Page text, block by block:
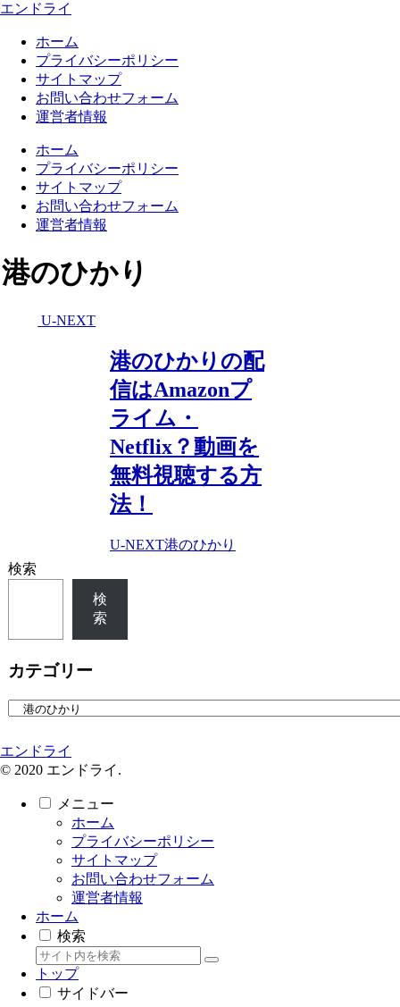
エンドライ
ホーム
プライバシーポリシー
サイトマップ
お問い合わせフォーム
運営者情報
ホーム
プライバシーポリシー
サイトマップ
お問い合わせフォーム
運営者情報
港のひかり
U-NEXT
港のひかりの配
信はAmazonプ
ライム・
Netflix？動画を
無料視聴する方
法！
U-NEXT港のひかり
検索
検
索
カテゴリー
ゴ
リ
エンドライ
© 2020 エンドライ.
メニュー
ホーム
プライバシーポリシー
サイトマップ
お問い合わせフォーム
運営者情報
ホーム
検索
トップ
サイドバー